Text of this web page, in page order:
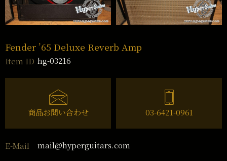
Fender ’65 Deluxe Reverb Amp
Item ID hg-03216
商品お問い合わせ 03-6421-0961
E-Mail mail@hyperguitars.com